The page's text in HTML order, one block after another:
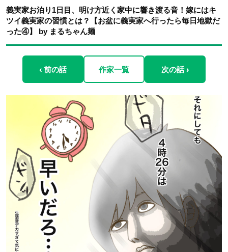
義実家お泊り1日目、明け方近く家中に響き渡る音！嫁にはキ
ツイ義実家の習慣とは？【お盆に義実家へ行ったら毎日地獄だ
った④】 by まるちゃん麺
‹ 前の話 作家一覧 次の話 ›